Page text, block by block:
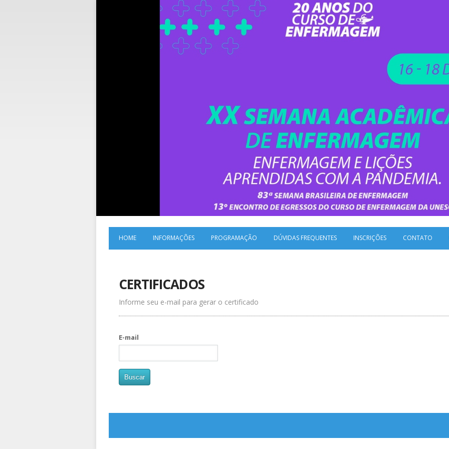
HOME INFORMAÇÕES PROGRAMAÇÃO DÚVIDAS FREQUENTES INSCRIÇÕES CONTATO
CERTIFICADOS
Informe seu e-mail para gerar o certificado
E-mail